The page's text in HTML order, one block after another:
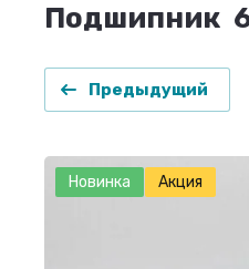
Подшипник
Предыдущий
Новинка Акция